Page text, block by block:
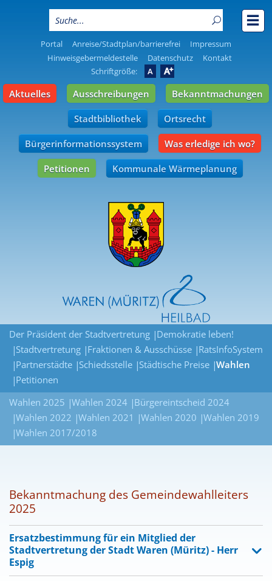
Portal Anreise/Stadtplan/barrierefrei
Impressum
Hinweisgebermeldestelle
Datenschutz
Kontakt
Schriftgröße:
A A
Aktuelles Ausschreibungen Bekanntmachungen
Stadtbibliothek Ortsrecht
Bürgerinformationssystem Was erledige ich wo?
Petitionen Kommunale Wärmeplanung
Der Präsident der Stadtvertretung Demokratie leben!
Stadtvertretung Fraktionen & Ausschüsse RatsInfoSystem
Partnerstädte Schiedsstelle Städtische Preise Wahlen
Petitionen
Wahlen 2025 Wahlen 2024 Bürgereintscheid 2024
Wahlen 2022 Wahlen 2021 Wahlen 2020 Wahlen 2019
Wahlen 2017/2018
Bekanntmachung des Gemeindewahlleiters
2025
Ersatzbestimmung für ein Mitglied der
Stadtvertretung der Stadt Waren (Müritz) - Herr
Espig